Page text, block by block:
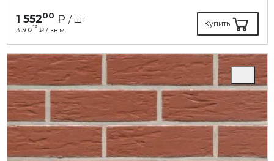
1 55200 ₽ / шт.
3 30213₽ / кв.м.
Купить